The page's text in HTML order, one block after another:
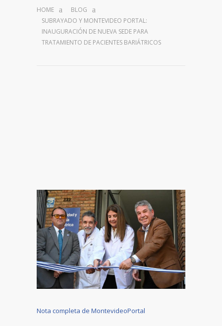
HOME
BLOG
SUBRAYADO Y MONTEVIDEO PORTAL:
INAUGURACIÓN DE NUEVA SEDE PARA
TRATAMIENTO DE PACIENTES BARIÁTRICOS
Nota completa de MontevideoPortal